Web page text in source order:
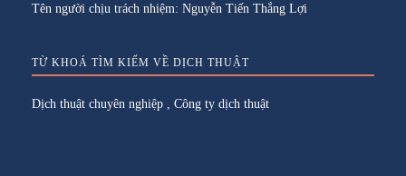
Tên người chịu trách nhiệm: Nguyễn Tiến Thắng Lợi
TỪ KHOÁ TÌM KIẾM VỀ DỊCH THUẬT
Dịch thuật chuyên nghiệp Công ty dịch thuật